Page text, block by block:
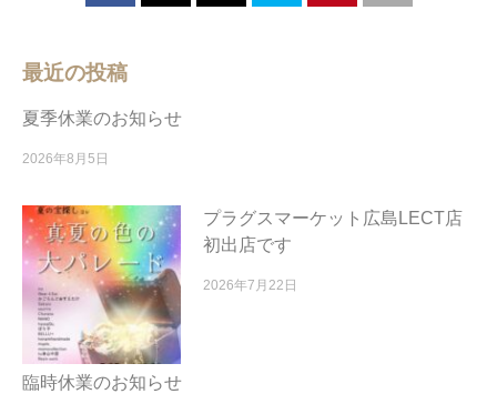
最近の投稿
夏季休業のお知らせ
2026年8月5日
プラグスマーケット広島LECT店
初出店です
2026年7月22日
臨時休業のお知らせ